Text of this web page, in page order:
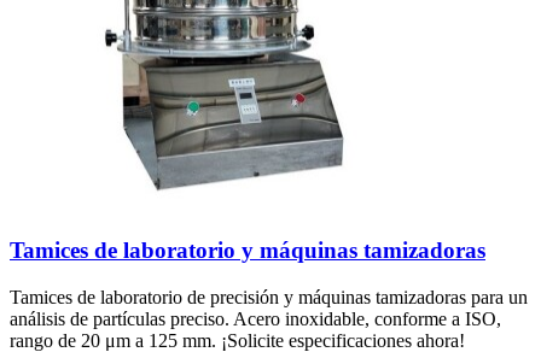
Tamices de laboratorio y máquinas tamizadoras
Tamices de laboratorio de precisión y máquinas tamizadoras para un
análisis de partículas preciso. Acero inoxidable, conforme a ISO,
rango de 20 μm a 125 mm. ¡Solicite especificaciones ahora!